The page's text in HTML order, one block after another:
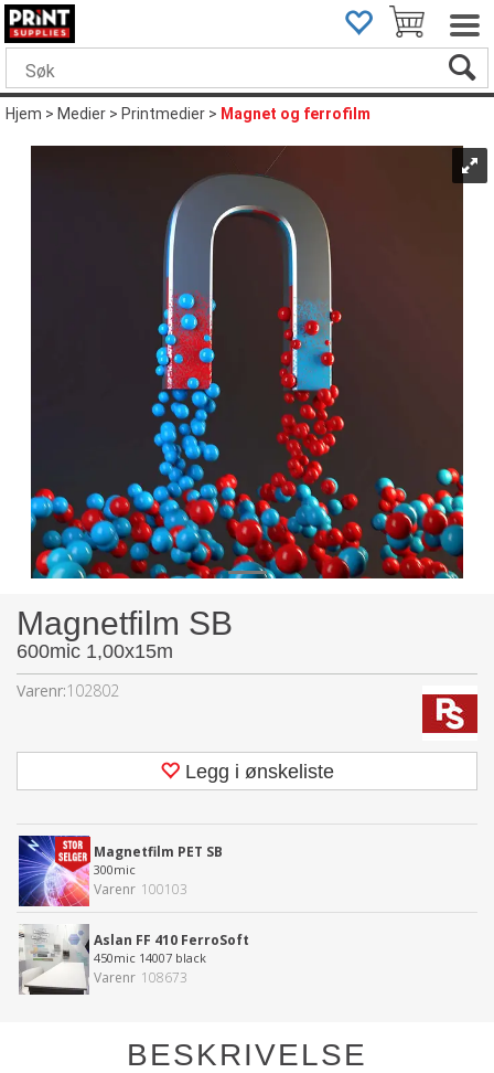
Hjem>Medier>Printmedier> Magnet og ferrofilm
Magnetfilm SB
600mic 1,00x15m
Varenr:102802
Legg i ønskeliste
Magnetfilm PET SB
300mic
Varenr 100103
Aslan FF 410 FerroSoft
450mic 14007 black
Varenr 108673
BESKRIVELSE